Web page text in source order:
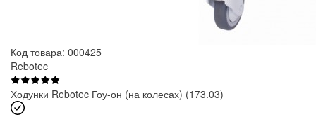
Код товара: 000425
Rebotec
Ходунки Rebotec Гоу-он (на колесах) (173.03)